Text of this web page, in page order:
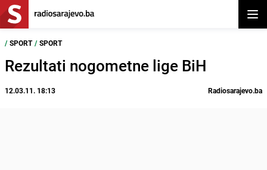
/ SPORT / SPORT
Rezultati nogometne lige BiH
12.03.11. 18:13 Radiosarajevo.ba